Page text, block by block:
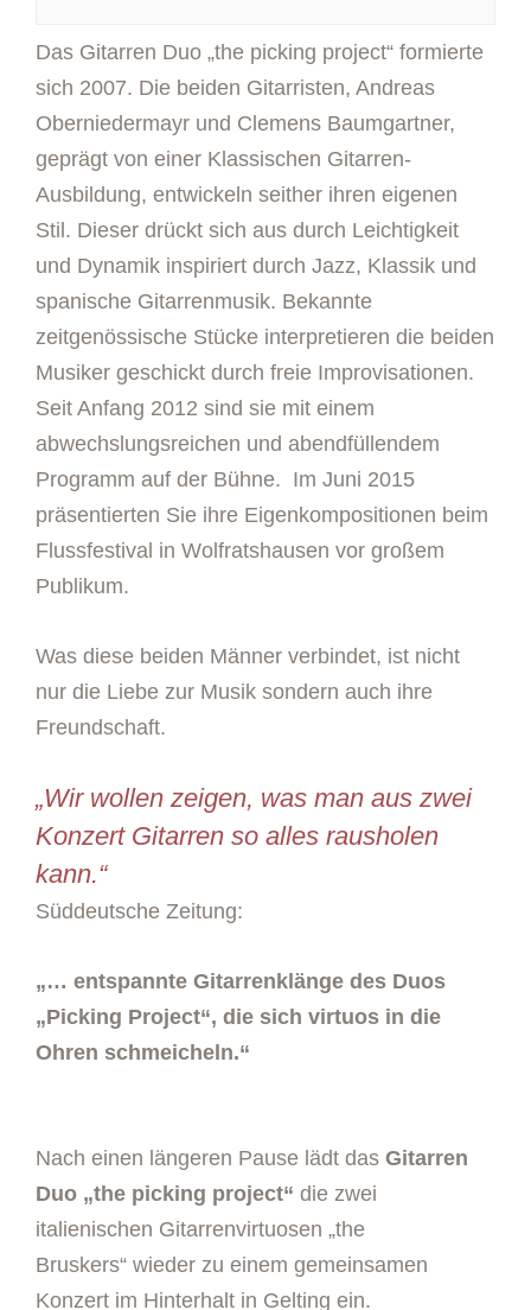
Das Gitarren Duo „the picking project“ formierte
sich 2007. Die beiden Gitarristen, Andreas
Oberniedermayr und Clemens Baumgartner,
geprägt von einer Klassischen Gitarren-
Ausbildung, entwickeln seither ihren eigenen
Stil. Dieser drückt sich aus durch Leichtigkeit
und Dynamik inspiriert durch Jazz, Klassik und
spanische Gitarrenmusik. Bekannte
zeitgenössische Stücke interpretieren die beiden
Musiker geschickt durch freie Improvisationen.
Seit Anfang 2012 sind sie mit einem
abwechslungsreichen und abendfüllendem
Programm auf der Bühne. Im Juni 2015
präsentierten Sie ihre Eigenkompositionen beim
Flussfestival in Wolfratshausen vor großem
Publikum.
Was diese beiden Männer verbindet, ist nicht
nur die Liebe zur Musik sondern auch ihre
Freundschaft.
„Wir wollen zeigen, was man aus zwei
Konzert Gitarren so alles rausholen
kann.“
Süddeutsche Zeitung:
„… entspannte Gitarrenklänge des Duos
„Picking Project“, die sich virtuos in die
Ohren schmeicheln.“
Nach einen längeren Pause lädt das Gitarren
Duo „the picking project“ die zwei
italienischen Gitarrenvirtuosen „the
Bruskers“ wieder zu einem gemeinsamen
Konzert im Hinterhalt in Gelting ein.